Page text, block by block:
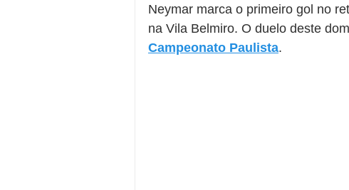
Polícial Economia FUXICO
Neymar marca o primeiro gol no
na Vila Belmiro. O duelo deste
Campeonato Paulista.